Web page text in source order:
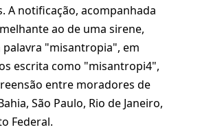
A notificação, acompanhada
ao de uma sirene,
palavra "misantropia", em
escrita como "misantropi4",
entre moradores de
São Paulo, Rio de Janeiro,
Federal.